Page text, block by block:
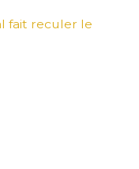
fait reculer le